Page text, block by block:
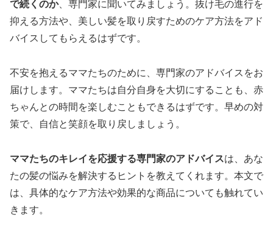
で続くのか、専門家に聞いてみましょう。抜け毛の進行を
抑える方法や、美しい髪を取り戻すためのケア方法をアド
バイスしてもらえるはずです。
不安を抱えるママたちのために、専門家のアドバイスをお
届けします。ママたちは自分自身を大切にすることも、赤
ちゃんとの時間を楽しむこともできるはずです。早めの対
策で、自信と笑顔を取り戻しましょう。
ママたちのキレイを応援する専門家のアドバイスは、あな
たの髪の悩みを解決するヒントを教えてくれます。本文で
は、具体的なケア方法や効果的な商品についても触れてい
きます。